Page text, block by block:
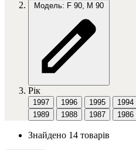
Модель: F 90, M 90
Рік
1997 1996 1995 1994
1989
1988 1987 1986
Знайдено 14 товарів